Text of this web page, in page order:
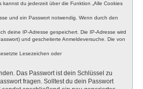
du jederzeit über die Funktion „Alle Cookies
und ein Passwort notwendig. Wenn durch den
deine IP-Adresse gespeichert. Die IP-Adresse wird
und gescheiterte Anmeldeversuche. Die von
Lesezeichen oder
Das Passwort ist dein Schlüssel zu
fragen. Solltest du dein Passwort